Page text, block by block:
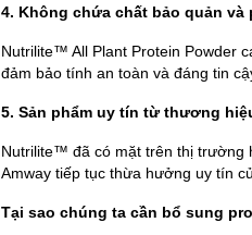
4. Không chứa chất bảo quản và
Nutrilite™ All Plant Protein Powder
đảm bảo tính an toàn và đáng tin
5. Sản phẩm uy tín từ thương
Nutrilite™ đã có mặt trên thị trường
Amway tiếp tục thừa hưởng uy tín
Tại sao chúng ta cần bổ sung